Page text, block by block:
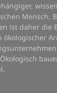
Mensch,
ist daher die